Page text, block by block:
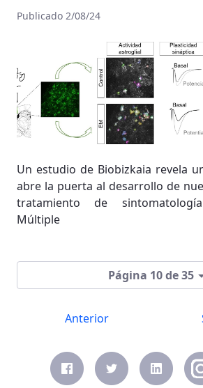
Publicado 2/08/24
Un estudio de Biobizkaia revela
abre la puerta al desarrollo de
tratamiento de
Múltiple
Página 10 de 35
Anterior